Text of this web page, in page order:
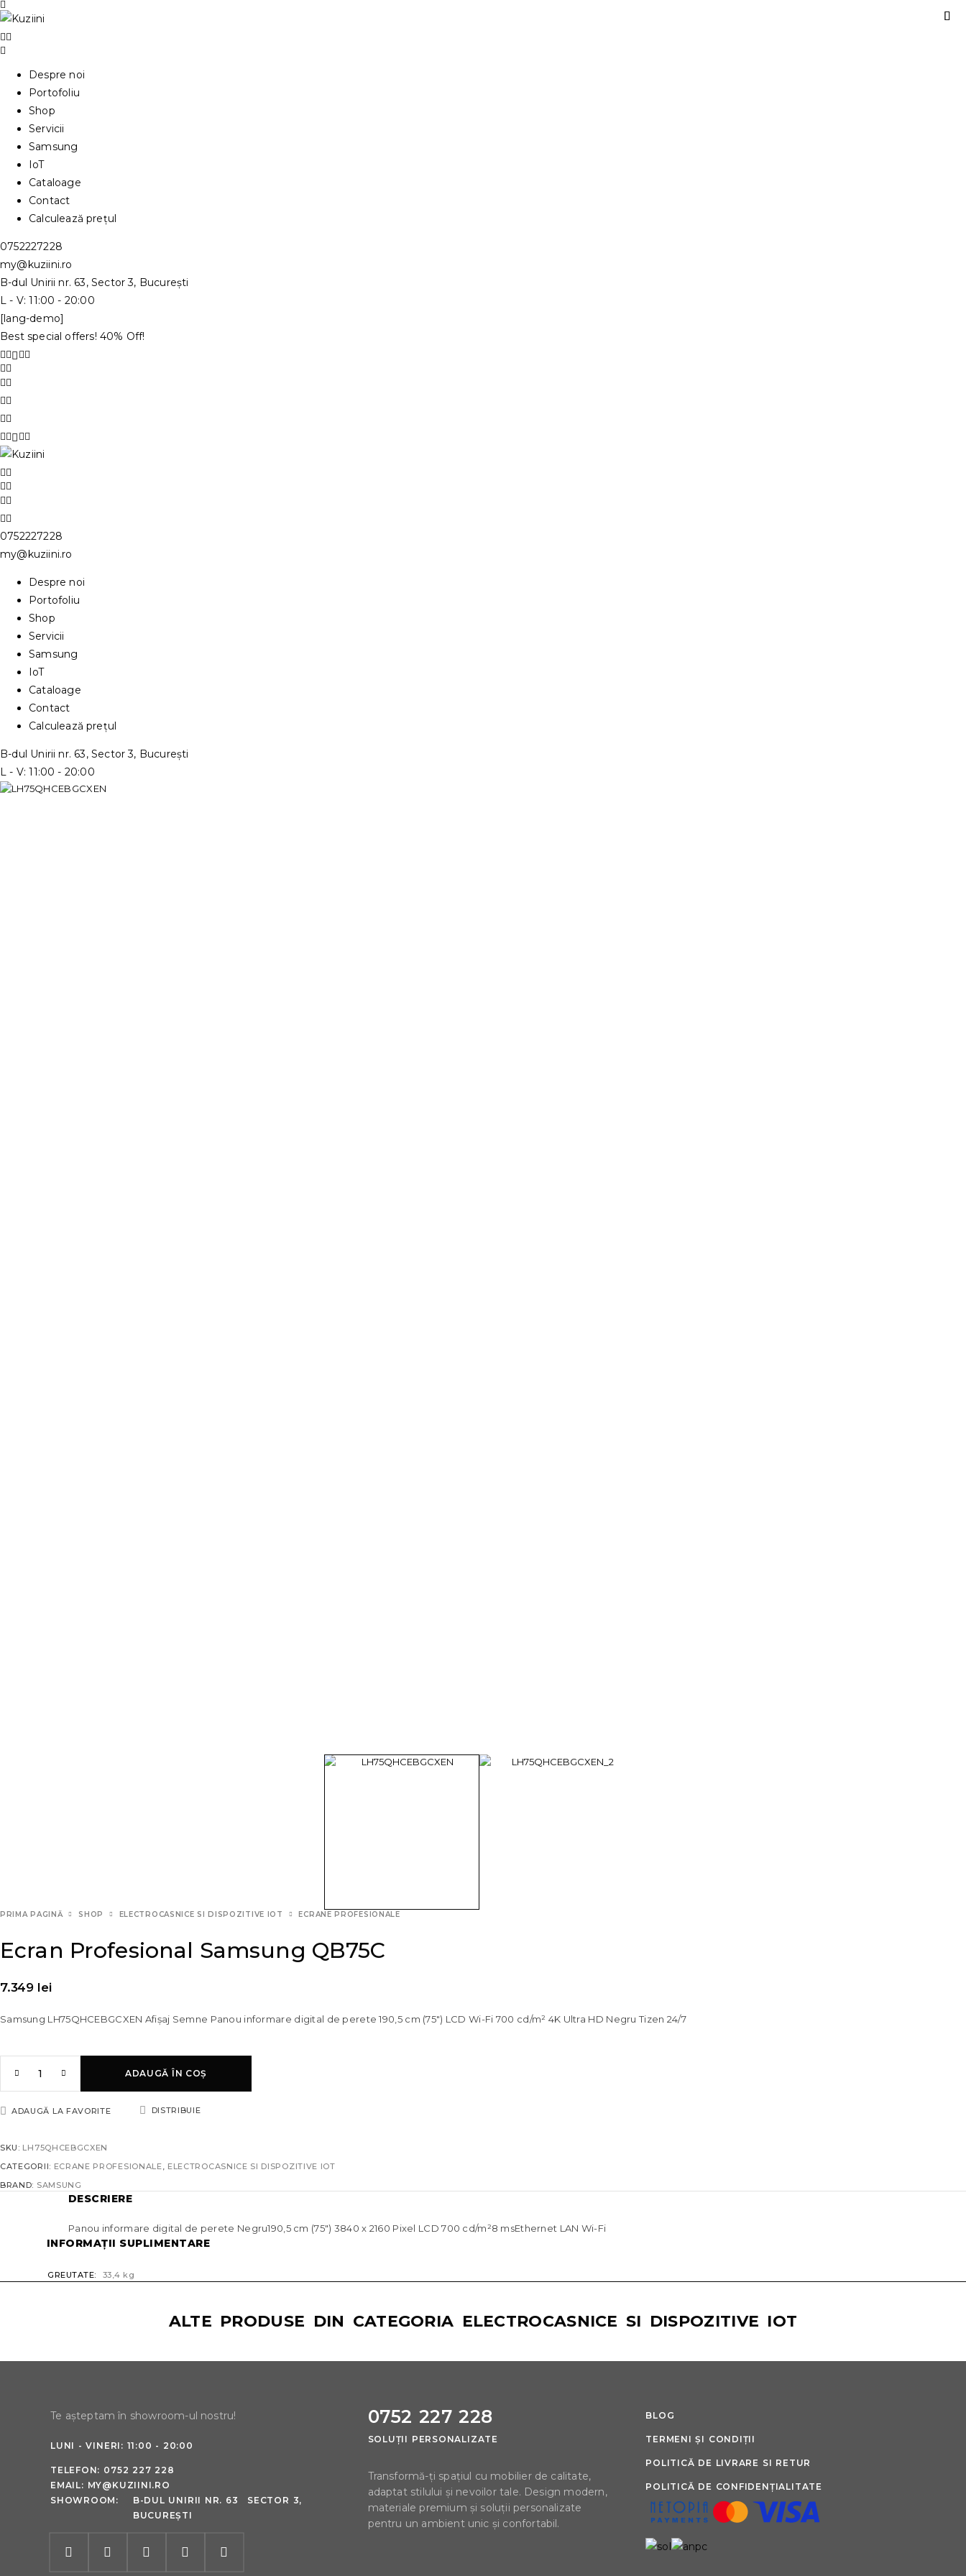
Despre noi
Portofoliu
Shop
Servicii
Samsung
IoT
Cataloage
Contact
Calculează prețul
0752227228
my@kuziini.ro
B-dul Unirii nr. 63, Sector 3, București
L - V: 11:00 - 20:00
[lang-demo]
Best special offers! 40% Off!
0752227228
my@kuziini.ro
Despre noi
Portofoliu
Shop
Servicii
Samsung
IoT
Cataloage
Contact
Calculează prețul
B-dul Unirii nr. 63, Sector 3, București
L - V: 11:00 - 20:00
PRIMA PAGINĂ SHOP ELECTROCASNICE SI DISPOZITIVE IOT ECRANE PROFESIONALE
Ecran Profesional Samsung QB75C
7.349 lei
Samsung LH75QHCEBGCXEN Afișaj Semne Panou informare digital de perete 190,5 cm (75″) LCD Wi-Fi 700 cd/m² 4K Ultra HD Negru Tizen 24/7
ADAUGĂ ÎN COȘ
ADAUGĂ LA FAVORITE DISTRIBUIE
SKU: LH75QHCEBGCXEN
CATEGORII: ECRANE PROFESIONALE
ELECTROCASNICE SI DISPOZITIVE IOT
BRAND: SAMSUNG
DESCRIERE
Panou informare digital de perete Negru190,5 cm (75″) 3840 x 2160 Pixel LCD 700 cd/m²8 msEthernet LAN Wi-Fi
INFORMAȚII SUPLIMENTARE
GREUTATE 33,4 kg
ALTE PRODUSE DIN CATEGORIA ELECTROCASNICE SI DISPOZITIVE IOT
Te așteptam în showroom-ul nostru!
LUNI - VINERI: 11:00 - 20:00
TELEFON: 0752 227 228
EMAIL: MY@KUZIINI.RO
SHOWROOM:
B-DUL UNIRII NR. 63 SECTOR 3,
BUCUREȘTI
0752 227 228
SOLUȚII PERSONALIZATE
Transformă-ți spațiul cu mobilier de calitate,
adaptat stilului și nevoilor tale. Design modern,
materiale premium și soluții personalizate
pentru un ambient unic și confortabil.
BLOG
TERMENI ȘI CONDIȚII
POLITICĂ DE LIVRARE SI RETUR
POLITICĂ DE CONFIDENȚIALITATE